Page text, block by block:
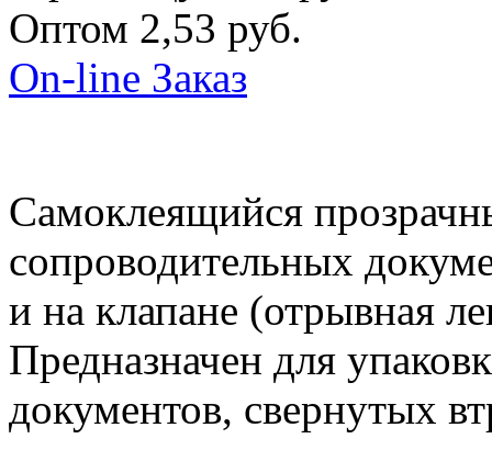
Оптом 2,53 руб.
On-line Заказ
Самоклеящийся
сопроводительных
и на клапане (отрывная
Предназначен для
документов, свернутых